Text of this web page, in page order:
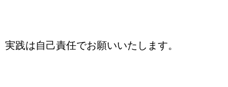
実践は自己責任でお願いいたします。